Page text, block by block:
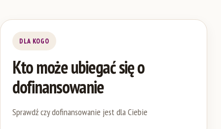
DLA KOGO
Kto może ubiegać się o
dofinansowanie
Sprawdź czy dofinansowanie jest dla Ciebie